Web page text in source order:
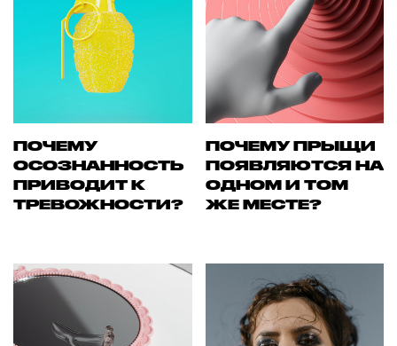
ПОЧЕМУ
ОСОЗНАННОСТЬ
ПРИВОДИТ К
ТРЕВОЖНОСТИ?
ПОЧЕМУ ПРЫЩИ
ПОЯВЛЯЮТСЯ НА
ОДНОМ И ТОМ
ЖЕ МЕСТЕ?